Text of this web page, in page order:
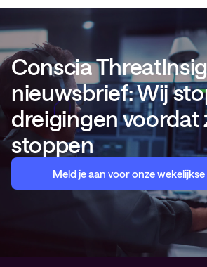
Conscia
nieuwsbrief: Wij
dreigingen voordat
stoppen
Meld je aan voor onze